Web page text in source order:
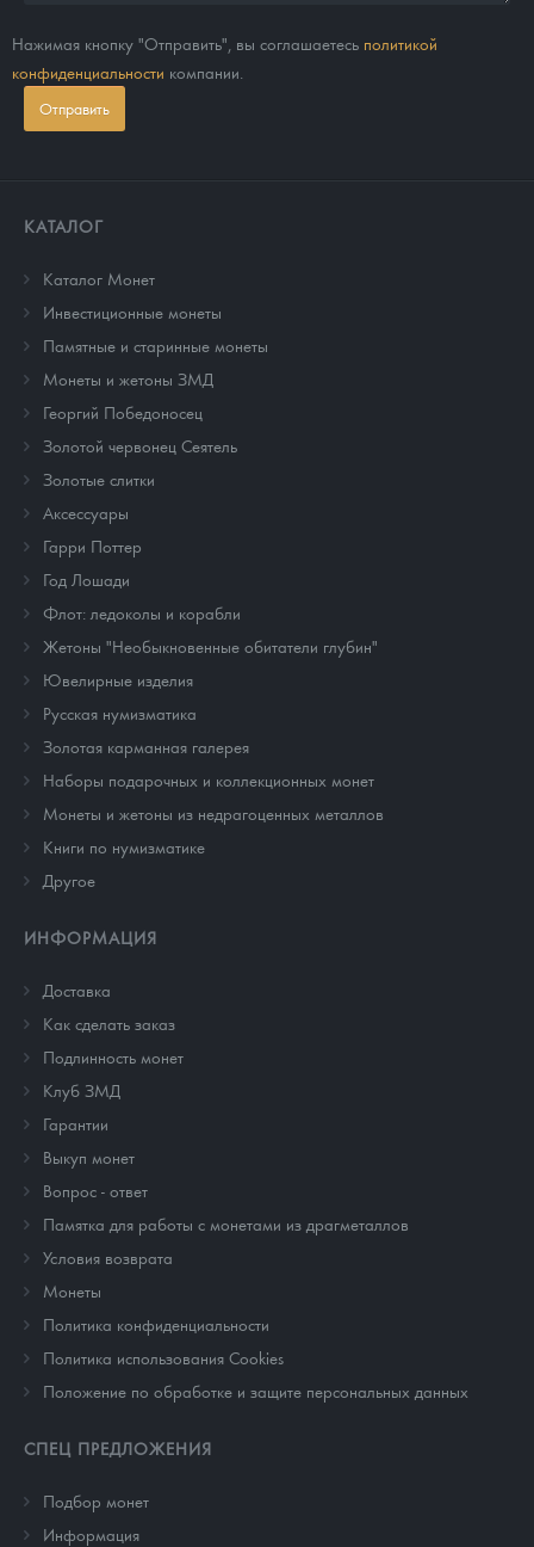
Нажимая кнопку "Отправить", вы соглашаетесь политикой
конфиденциальности компании.
Отправить
КАТАЛОГ
Каталог Монет
Инвестиционные монеты
Памятные и старинные монеты
Монеты и жетоны ЗМД
Георгий Победоносец
Золотой червонец Сеятель
Золотые слитки
Аксессуары
Гарри Поттер
Год Лошади
Флот: ледоколы и корабли
Жетоны "Необыкновенные обитатели глубин"
Ювелирные изделия
Русская нумизматика
Золотая карманная галерея
Наборы подарочных и коллекционных монет
Монеты и жетоны из недрагоценных металлов
Книги по нумизматике
Другое
ИНФОРМАЦИЯ
Доставка
Как сделать заказ
Подлинность монет
Клуб ЗМД
Гарантии
Выкуп монет
Вопрос - ответ
Памятка для работы с монетами из драгметаллов
Условия возврата
Монеты
Политика конфиденциальности
Политика использования Cookies
Положение по обработке и защите персональных данных
СПЕЦ ПРЕДЛОЖЕНИЯ
Подбор монет
Информация